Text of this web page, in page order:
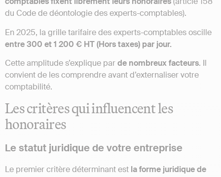
du Code de déontologie des experts-comptables).
En 2025, la grille tarifaire des experts-comptables oscille
entre 300 et 1 200 € HT (Hors taxes) par jour.
Cette amplitude s’explique parde nombreux facteurs. Il
convient de les comprendre avant d’externaliser votre
comptabilité.
Les critères qui influencent les
honoraires
Le statut juridique de votre entreprise
Le premier critère déterminant est la forme juridique de